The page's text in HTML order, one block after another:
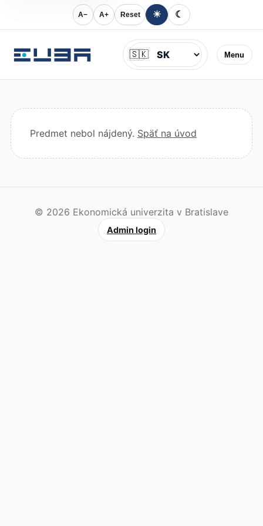
A− A+ Reset ☀ ☾
Menu
Jazyk
🇸🇰
Predmet nebol nájdený. Späť na úvod
© 2026 Ekonomická univerzita v Bratislave
Admin login